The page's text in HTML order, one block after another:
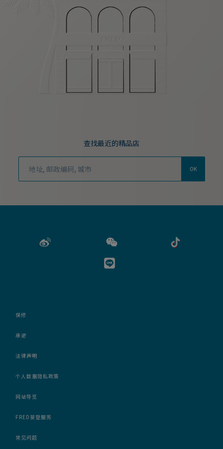
查找最近的精品店
OK
保修
承诺
法律声明
个人数据隐私政策
网站导览
FRED斐登服务
常见问题